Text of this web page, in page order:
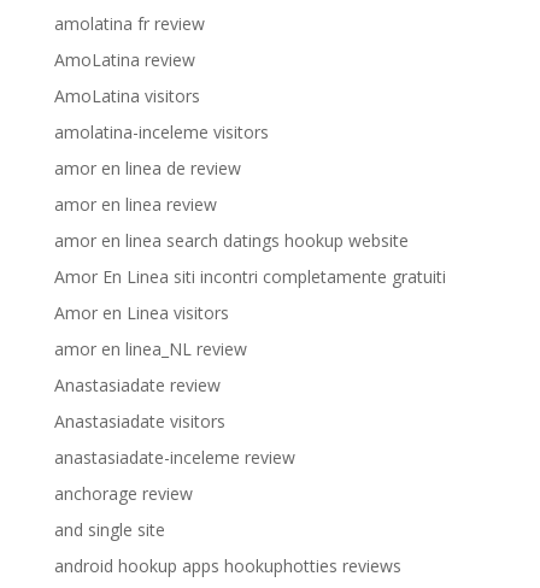
amolatina fr review
AmoLatina review
AmoLatina visitors
amolatina-inceleme visitors
amor en linea de review
amor en linea review
amor en linea search datings hookup website
Amor En Linea siti incontri completamente gratuiti
Amor en Linea visitors
amor en linea_NL review
Anastasiadate review
Anastasiadate visitors
anastasiadate-inceleme review
anchorage review
and single site
android hookup apps hookuphotties reviews